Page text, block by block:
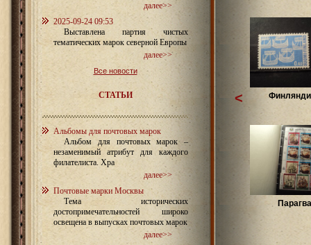
далее>>
2025-09-24 09:53
Выставлена партия чистых
тематических марок северной Европы
далее>>
Все новости
СТАТЬИ
Альбомы для почтовых марок
Альбом для почтовых марок –
незаменимый атрибут для каждого
филателиста. Хра
далее>>
Почтовые марки Москвы
Тема исторических
достопримечательностей широко
освещена в выпусках почтовых марок
далее>>
<